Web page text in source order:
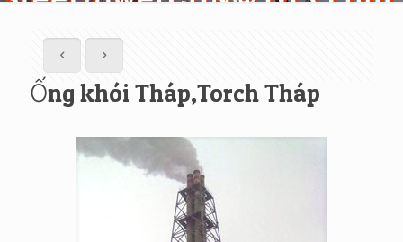
Ống khói Tháp,Torch Tháp